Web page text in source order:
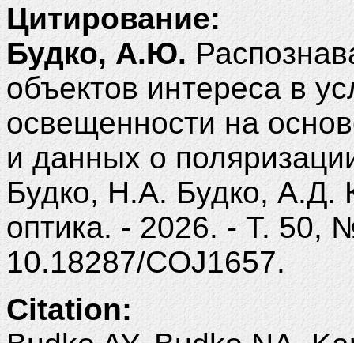
Цитирование:
Будко, А.Ю.
объектов интереса в
освещенности на
и данных о
Будко, Н.А. Будко, А.Д.
оптика. - 2026. - Т. 50,
10.18287/COJ1657.
Citation: